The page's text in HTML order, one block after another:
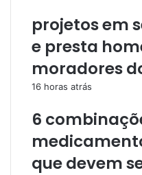
a
i
projetos em
e presta
moradores
16 horas atrás
6
que devem